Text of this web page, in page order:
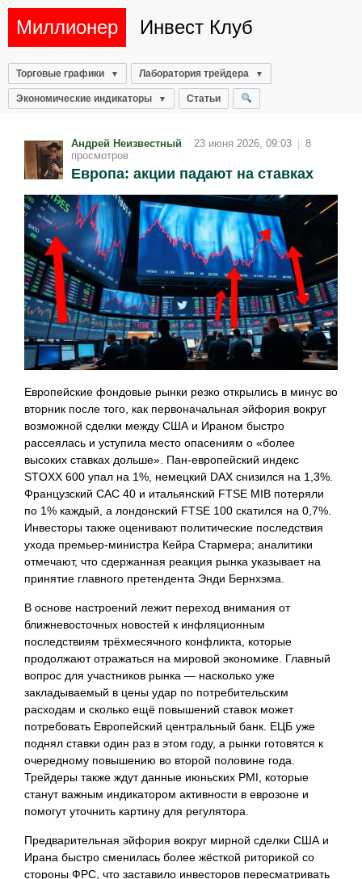
Миллионер Инвест Клуб
Торговые графики Лаборатория трейдера
Экономические индикаторы Статьи
Андрей Неизвестный 23 июня 2026, 09:03
8
просмотров
Европа: акции падают на ставках
Европейские фондовые рынки резко открылись в минус во
вторник после того, как первоначальная эйфория вокруг
возможной сделки между США и Ираном быстро
рассеялась и уступила место опасениям о «более
высоких ставках дольше». Пан‑европейский индекс
STOXX 600 упал на 1%, немецкий DAX снизился на 1,3%.
Французский CAC 40 и итальянский FTSE MIB потеряли
по 1% каждый, а лондонский FTSE 100 скатился на 0,7%.
Инвесторы также оценивают политические последствия
ухода премьер-министра Кейра Стармера; аналитики
отмечают, что сдержанная реакция рынка указывает на
принятие главного претендента Энди Бернхэма.
В основе настроений лежит переход внимания от
ближневосточных новостей к инфляционным
последствиям трёхмесячного конфликта, которые
продолжают отражаться на мировой экономике. Главный
вопрос для участников рынка — насколько уже
закладываемый в цены удар по потребительским
расходам и сколько ещё повышений ставок может
потребовать Европейский центральный банк. ЕЦБ уже
поднял ставки один раз в этом году, а рынки готовятся к
очередному повышению во второй половине года.
Трейдеры также ждут данные июньских PMI, которые
станут важным индикатором активности в еврозоне и
помогут уточнить картину для регулятора.
Предварительная эйфория вокруг мирной сделки США и
Ирана быстро сменилась более жёсткой риторикой со
стороны ФРС, что заставило инвесторов пересматривать